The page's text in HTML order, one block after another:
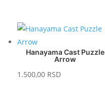
Hanayama Cast Puzzle
Arrow
1.500,00 RSD